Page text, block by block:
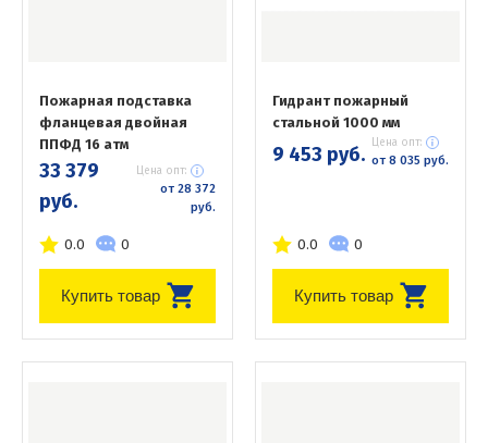
Пожарная подставка
фланцевая двойная
ППФД 16 атм
33 379
руб.
Цена опт:
от 28 372
руб.
0.0 0
Купить товар
Гидрант пожарный
стальной 1000 мм
9 453 руб. Цена опт:
от 8 035 руб.
0.0 0
Купить товар